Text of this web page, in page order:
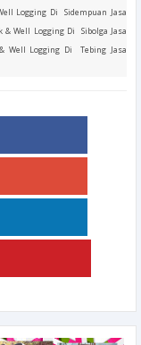
Logging Di Sidempuan Jasa
Well Logging Di Sibolga Jasa
Well Logging Di Tebing Jasa